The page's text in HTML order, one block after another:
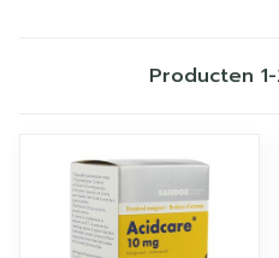
Producten 1-